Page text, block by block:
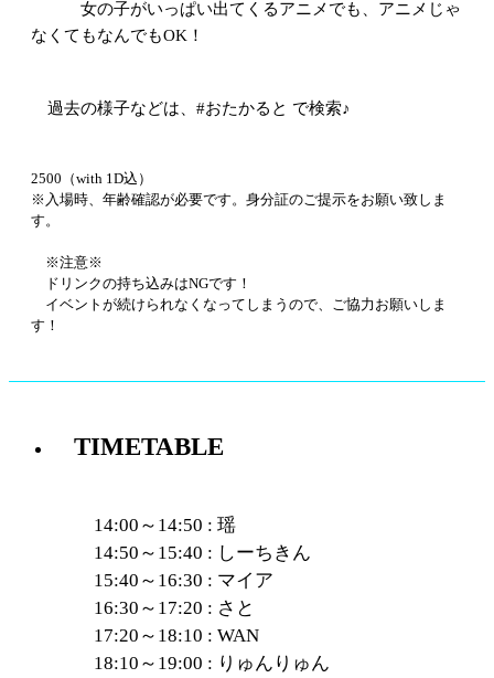
女の子がいっぱい出てくるアニメでも、アニメじゃ
なくてもなんでもOK！
過去の様子などは、#おたかると で検索♪
2500（with 1D込）
※入場時、年齢確認が必要です。身分証のご提示をお願い致しま
す。
※注意※
ドリンクの持ち込みはNGです！
イベントが続けられなくなってしまうので、ご協力お願いしま
す！
TIMETABLE
14:00～14:50 : 瑶
14:50～15:40 : しーちきん
15:40～16:30 : マイア
16:30～17:20 : さと
17:20～18:10 : WAN
18:10～19:00 : りゅんりゅん